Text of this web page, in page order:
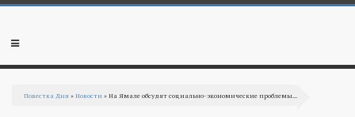
Перейти к основному содержанию
Мобильное
Повестка Дня »Новости » На Ямале обсудят социально-экономические проблемы...